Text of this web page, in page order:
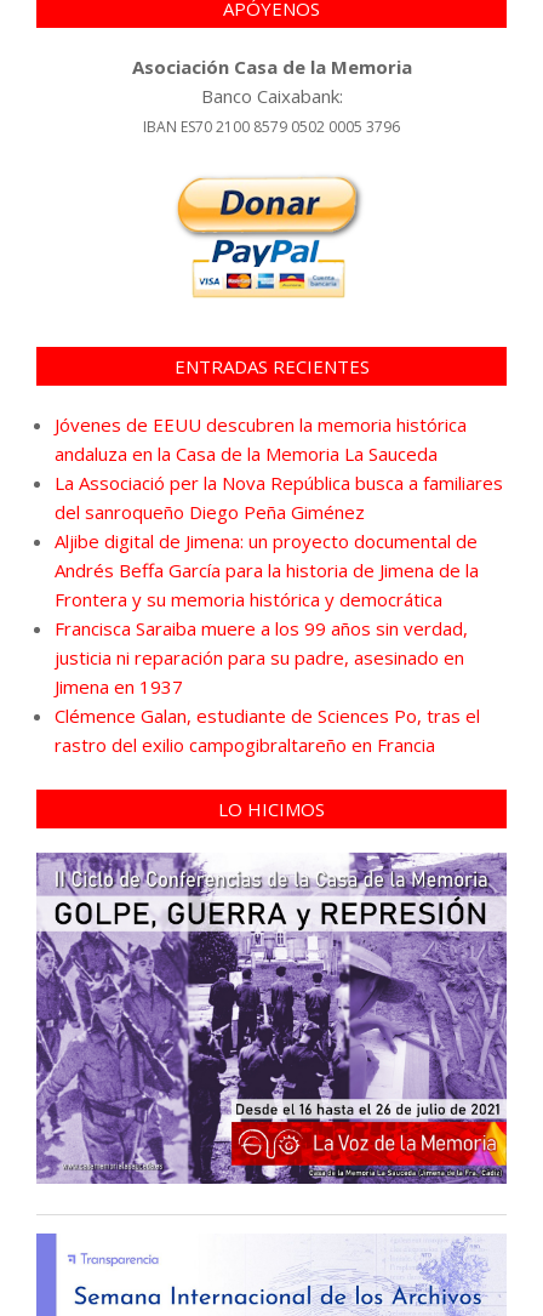
APÓYENOS
Asociación Casa de la Memoria
Banco Caixabank:
IBAN ES70 2100 8579 0502 0005 3796
ENTRADAS RECIENTES
Jóvenes de EEUU descubren la memoria histórica
andaluza en la Casa de la Memoria La Sauceda
La Associació per la Nova República busca a familiares
del sanroqueño Diego Peña Giménez
Aljibe digital de Jimena: un proyecto documental de
Andrés Beffa García para la historia de Jimena de la
Frontera y su memoria histórica y democrática
Francisca Saraiba muere a los 99 años sin verdad,
justicia ni reparación para su padre, asesinado en
Jimena en 1937
Clémence Galan, estudiante de Sciences Po, tras el
rastro del exilio campogibraltareño en Francia
LO HICIMOS